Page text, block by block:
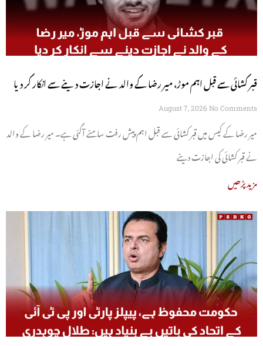
قبر کشائی سے قبل اہم موڑ، میر رضا کے والد نے اجازت دینے سے انکار کر دیا
August 7, 2026 No Comments
میر رضا کے کیس میں قبر کشائی سے قبل اہم پیش رفت سامنے آگئی ہے۔ میر رضا کے والد
نے قبر کشائی کی اجازت دینے
مزید پڑھیں